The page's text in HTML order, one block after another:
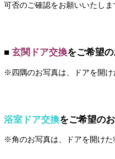
可否のご確認をお願いいたしま
■ 玄関ドア交換をご希望
※四隅のお写真は、ドアを開
浴室ドア交換をご希望の
※角のお写真は、ドアを開け